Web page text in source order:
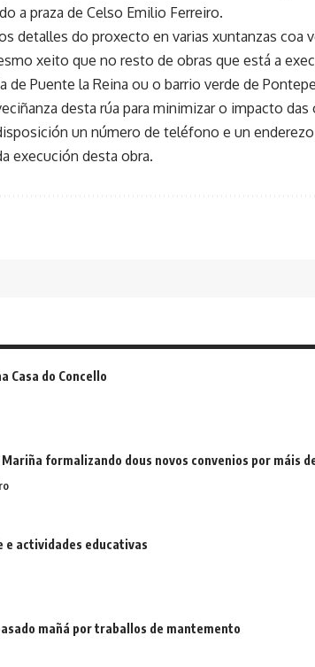
a praza de Celso Emilio Ferreiro.
detalles do proxecto en varias xuntanzas coa
xeito que no resto de obras que está a
de Puente la Reina ou o barrio verde de
desta rúa para minimizar o impacto das
un número de teléfono e un
execución desta obra.
Casa do Concello
formalizando dous novos convenios por máis
e actividades educativas
mañá por traballos de mantemento